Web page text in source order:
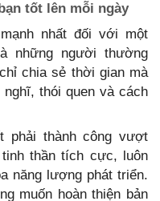
tốt lên mỗi ngày
nhất đối với một
những người thường
chia sẻ thời gian mà
thói quen và cách
phải thành công vượt
thần tích cực, luôn
năng lượng phát triển.
muốn hoàn thiện bản